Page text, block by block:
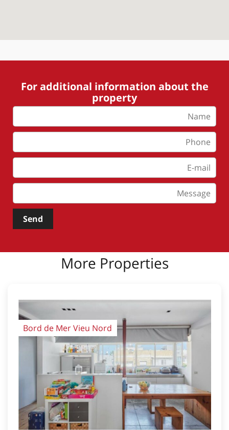
For additional information about the
property
Send
More Properties
Bord de Mer Vieu Nord